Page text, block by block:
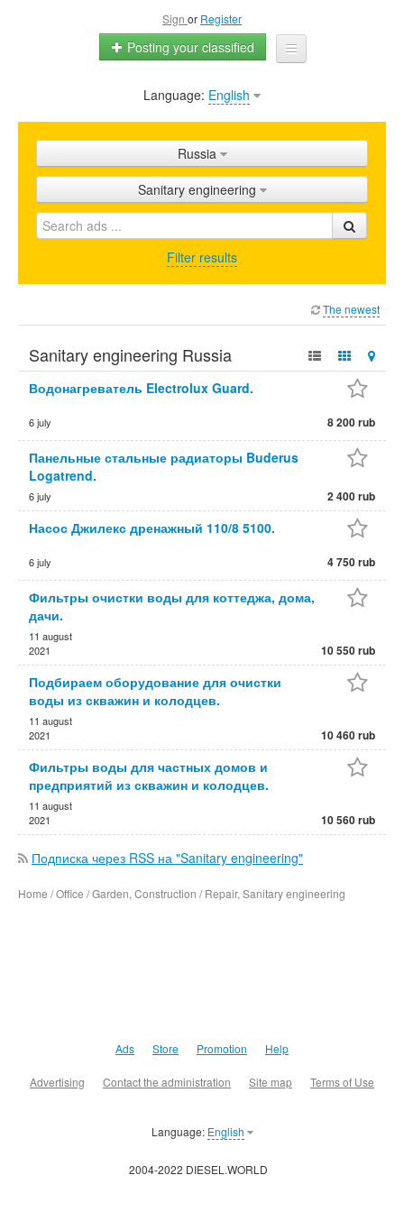
Sign or Register
Posting your classified
Home
Shops
Promotion
FAQ
Language: English
Russia
Sanitary engineering
Filter results
The newest
Sanitary engineering Russia
Водонагреватель Electrolux Guard.
6 july 8 200 rub
Панельные стальные радиаторы Buderus
Logatrend.
6 july 2 400 rub
Насос Джилекс дренажный 110/8 5100.
6 july 4 750 rub
Фильтры очистки воды для коттеджа, дома,
дачи.
11 august
2021
10 550 rub
Подбираем оборудование для очистки
воды из скважин и колодцев.
11 august
2021
10 460 rub
Фильтры воды для частных домов и
предприятий из скважин и колодцев.
11 august
2021
10 560 rub
Подписка через RSS на "Sanitary engineering"
Home / Office / Garden, Construction / Repair, Sanitary engineering
Ads Store Promotion Help
Advertising Contact the administration Site map Terms of Use
Language: English
2004-2022 DIESEL.WORLD